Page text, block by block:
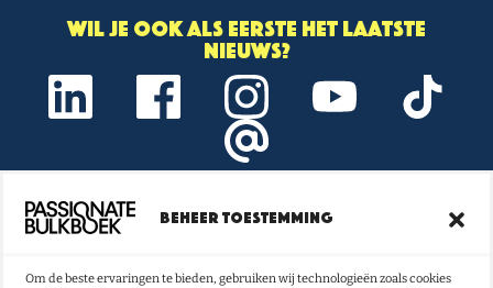
Beheer toestemming
Om de beste ervaringen te bieden, gebruiken wij technologieën zoals cookies
Wil je ook als eerste het laatste
nieuws?
Onze nieuwsbrief vol boeken- en